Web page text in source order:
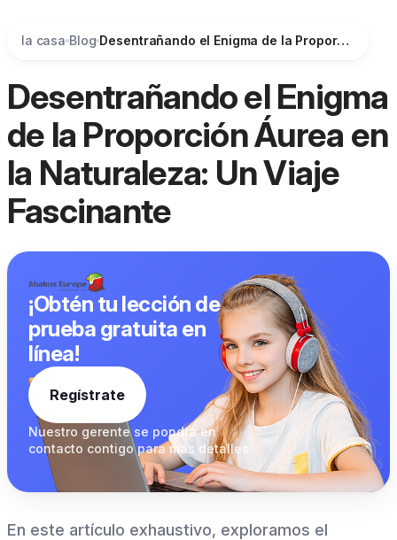
la casa Blog Desentrañando el Enigma de la Proporción Áurea en la Naturaleza: Un Viaje Fascinante
Desentrañando el Enigma
de la Proporción Áurea en
la Naturaleza: Un Viaje
Fascinante
¡Obtén tu lección de
prueba gratuita en
línea!
Regístrate
Nuestro gerente se pondráen
contacto contigo paramás detalles
En este artículo exhaustivo, exploramos el